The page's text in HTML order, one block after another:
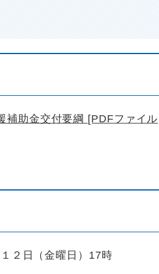
補助金交付要綱 [PDFファイル
２日（金曜日）17時